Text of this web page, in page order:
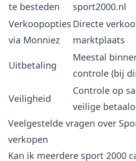
te besteden
sport2000.nl
Verkoopopties
via Monniez
Directe
marktplaats
Uitbetaling
Meestal
controle (bij
Veiligheid
Controle op
veilige
Veelgestelde vragen over
verkopen
Kan ik meerdere sport 2000